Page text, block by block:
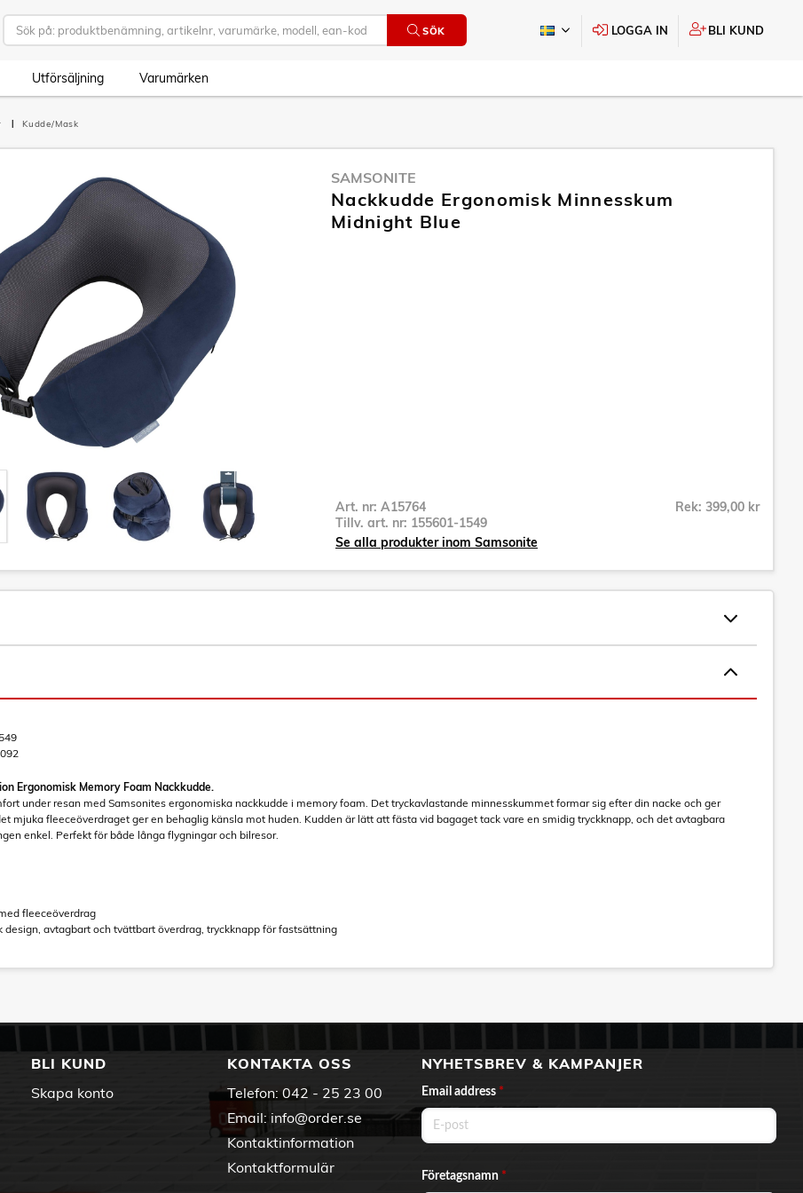
SÖK LOGGA IN BLI KUND
Utförsäljning Varumärken
Kudde/Mask
SAMSONITE
Nackkudde Ergonomisk Minnesskum
Midnight Blue
Art. nr: A15764
Tillv. art. nr: 155601-1549
Rek: 399,00 kr
Se alla produkter inom Samsonite
Ergonomisk Memory Foam Nackkudde.
under resan med Samsonites ergonomiska nackkudde i memory foam. Det tryckavlastande minnesskummet formar sig efter din nacke och ger
mjuka fleeceöverdraget ger en behaglig känsla mot huden. Kudden är lätt att fästa vid bagaget tack vare en smidig tryckknapp, och det avtagbara
enkel. Perfekt för både långa flygningar och bilresor.
fleeceöverdrag
design, avtagbart och tvättbart överdrag, tryckknapp för fastsättning
BLI KUND
Skapa konto
KONTAKTA OSS
Telefon: 042 - 25 23 00
Email: info@order.se
Kontaktinformation
Kontaktformulär
NYHETSBREV & KAMPANJER
Email address *
Företagsnamn *